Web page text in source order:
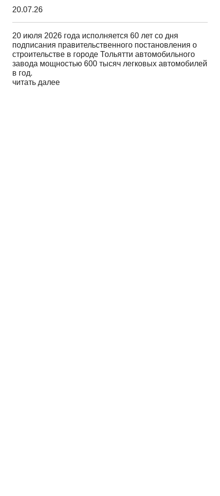
20.07.26
20 июля 2026 года исполняется 60 лет со дня
подписания правительственного постановления о
строительстве в городе Тольятти автомобильного
завода мощностью 600 тысяч легковых автомобилей
в год.
читать далее